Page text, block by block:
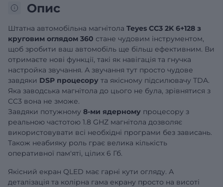
Опис
Штатна автомобільна магнітола Teyes CC3 2K 6+128 з
круговим оглядом 360 стане чудовим інструментом,
щоб зробити ваш автомобіль ще більш ефективним. Ви
отримаєте нові функції, такі як навігація та гнучка
настройка звучання. А звучання тут просто чудове
завдяки DSP процесору та якісному підсилювачу TDA.
Яка заводська магнітола до цього не була, зрівнятися з
CC3 вона не зможе.
Завдяки потужному 8-ми ядерному процесору з
реальною частотою 1.8 GHZ магнітола дозволяє
використовувати всі необхідні програми без зависань.
Також неабияку роль грає велика кількість
оперативної пам'яті, цілих 6 Гб.
Якісний екран QLED має гарні кути огляду. А
деталізація та колірна гама екрану просто на висоті